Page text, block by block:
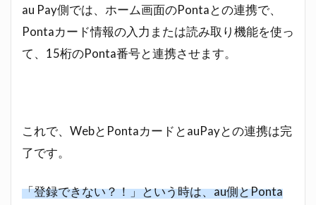
au Pay側では、ホーム画面のPontaとの連携で、
Pontaカード情報の入力または読み取り機能を使っ
て、15桁のPonta番号と連携させます。
これで、WebとPontaカードとauPayとの連携は完
了です。
「登録できない？！」という時は、au側とPonta